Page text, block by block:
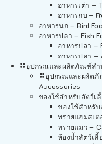
อาหารเต่า –
อาหารกบ –
อาหารนก – Bird
อาหารปลา – Fish
อาหารปลา –
อาหารปลา –
อุปกรณและผลิตภัณฑ์สำ
อุปกรณและผลิตภั
Accessories
ของใช้สำหรับสัตว์เ
ของใช้สำหรับ
ทรายแฮมสเต
ทรายแมว –
ห้องน้ำสัตว์เ